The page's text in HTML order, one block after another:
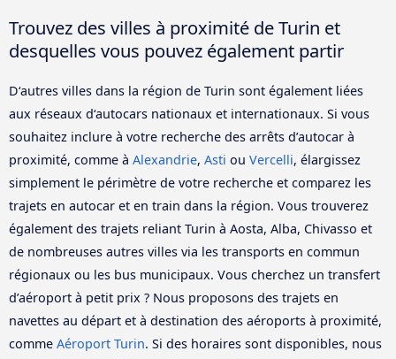
Trouvez des villes à proximité de Turin et
desquelles vous pouvez également partir
D‘autres villes dans la région de Turin sont également liées
aux réseaux d‘autocars nationaux et internationaux. Si vous
souhaitez inclure à votre recherche des arrêts d’autocar à
proximité, comme à Alexandrie, Asti ou Vercelli, élargissez
simplement le périmètre de votre recherche et comparez les
trajets en autocar et en train dans la région. Vous trouverez
également des trajets reliant Turin à Aosta, Alba, Chivasso et
de nombreuses autres villes via les transports en commun
régionaux ou les bus municipaux. Vous cherchez un transfert
d’aéroport à petit prix ? Nous proposons des trajets en
navettes au départ et à destination des aéroports à proximité,
comme Aéroport Turin. Si des horaires sont disponibles, nous